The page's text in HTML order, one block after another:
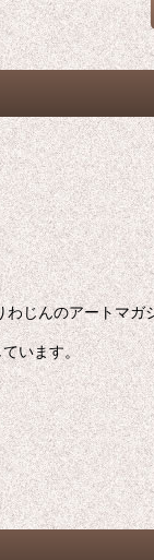
わじんのアートマ
います。